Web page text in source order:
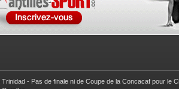
Trinidad - Pas de finale ni de Coupe de la Concacaf pour le